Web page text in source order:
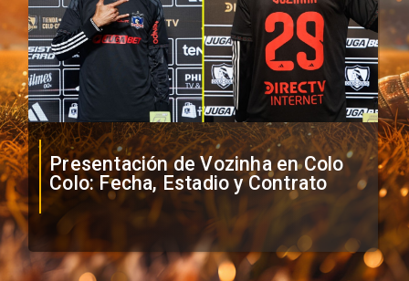
Presentación de Vozinha en Colo
Colo: Fecha, Estadio y Contrato